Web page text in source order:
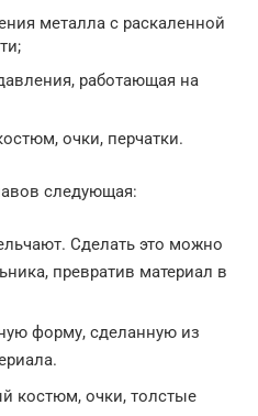
металла с раскаленной
работающая на
очки, перчатки.
следующая:
Сделать это можно
превратив материал в
форму, сделанную из
костюм, очки, толстые